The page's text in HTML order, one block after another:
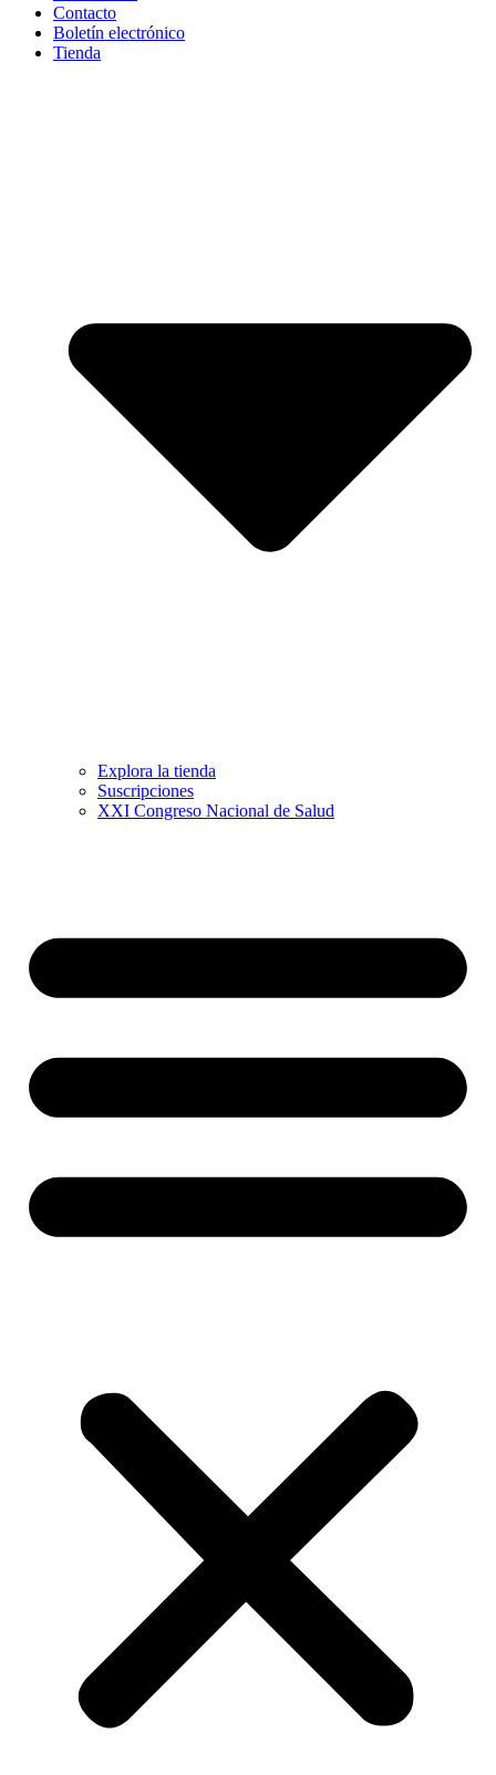
Contacto
Boletín electrónico
Tienda
Explora la tienda
Suscripciones
XXI Congreso Nacional de Salud